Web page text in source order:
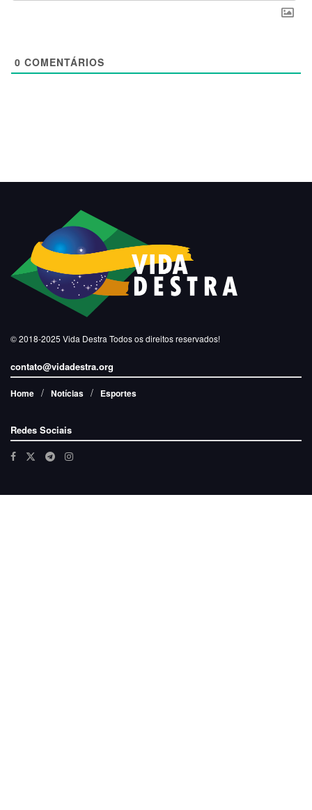
0 COMENTÁRIOS
© 2018-2025 Vida Destra Todos os direitos reservados!
contato@vidadestra.org
Home Notícias Esportes
Redes Sociais